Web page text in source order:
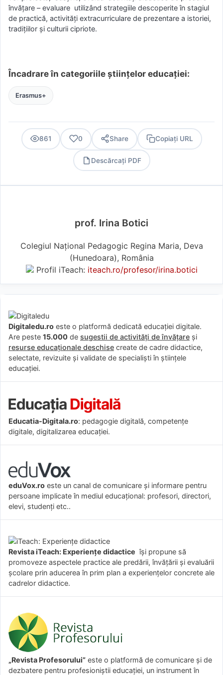
învățare – evaluare utilizând strategiile descoperite în stagiul
de practică, activități extracurriculare de prezentare a istoriei,
tradițiilor și culturii cipriote.
Încadrare în categoriile științelor educației:
Erasmus+
861 0 Share Copiați URL
Descărcați PDF
prof. Irina Botici
Colegiul Național Pedagogic Regina Maria, Deva
(Hunedoara), România
Profil iTeach: iteach.ro/profesor/irina.botici
Digitaledu.ro este o platformă dedicată educației digitale.
Are peste 15.000 de sugestii de activități de învățare și
resurse educaționale deschise create de cadre didactice,
selectate, revizuite și validate de specialiști în științele
educației.
Educatia-Digitala.ro: pedagogie digitală, competențe
digitale, digitalizarea educației.
eduVox.ro este un canal de comunicare și informare pentru
persoane implicate în mediul educațional: profesori, directori,
elevi, studenți etc..
Revista iTeach: Experienţe didactice îşi propune să
promoveze aspectele practice ale predării, învăţării şi evaluării
şcolare prin aducerea în prim plan a experienţelor concrete ale
cadrelor didactice.
„Revista Profesorului” este o platformă de comunicare și de
dezbatere pentru profesioniștii educației, un instrument în